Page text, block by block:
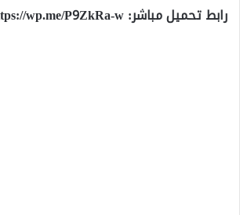
رابط تحميل مباشر:wp.me/P9ZkRa-w